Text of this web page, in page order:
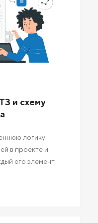
и схему
логику:
в проекте и
его элемент.